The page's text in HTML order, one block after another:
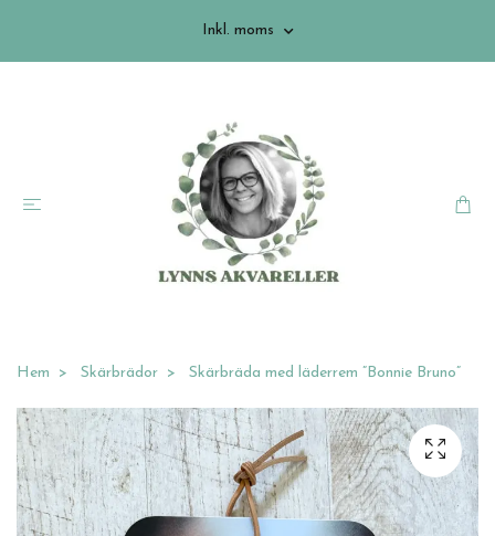
Inkl. moms
Hem Skärbrädor Skärbräda med läderrem ”Bonnie Bruno”